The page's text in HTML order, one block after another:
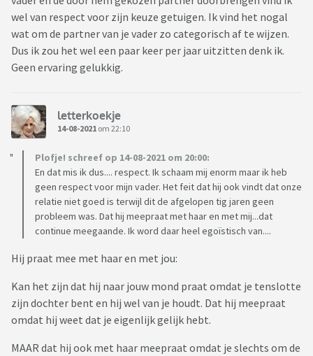
wel van respect voor zijn keuze getuigen. Ik vind het nogal
wat om de partner van je vader zo categorisch af te wijzen.
Dus ik zou het wel een paar keer per jaar uitzitten denk ik.
Geen ervaring gelukkig.
letterkoekje
14-08-2021 om 22:10
Plofje! schreef op 14-08-2021 om 20:00:
En dat mis ik dus.... respect. Ik schaam mij enorm maar ik heb
geen respect voor mijn vader. Het feit dat hij ook vindt dat onze
relatie niet goed is terwijl dit de afgelopen tig jaren geen
probleem was. Dat hij meepraat met haar en met mij...dat
continue meegaande. Ik word daar heel egoïstisch van....
Hij praat mee met haar en met jou:
Kan het zijn dat hij naar jouw mond praat omdat je tenslotte
zijn dochter bent en hij wel van je houdt. Dat hij meepraat
omdat hij weet dat je eigenlijk gelijk hebt.
MAAR dat hij ook met haar meepraat omdat je slechts om de